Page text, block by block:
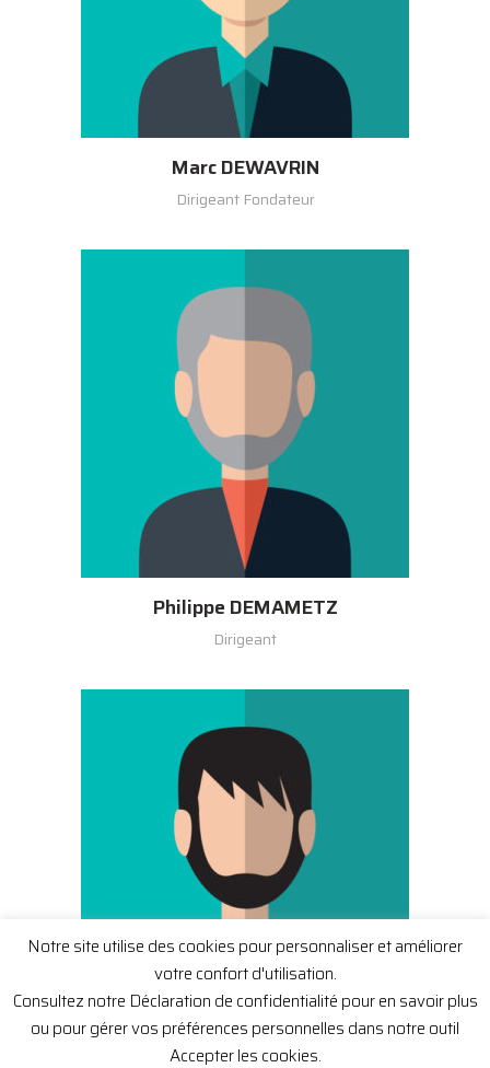
Marc DEWAVRIN
Dirigeant Fondateur
Philippe DEMAMETZ
Dirigeant
Jawad BAKKALI MAASSOM
Notre site utilise des cookies pour personnaliser et améliorer
votre confort d'utilisation.
Consultez notre Déclaration de confidentialité pour en savoir plus
ou pour gérer vos préférences personnelles dans notre outil
Accepter les cookies.